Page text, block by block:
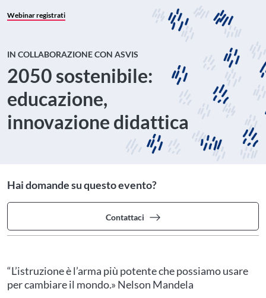
Webinar registrati
IN COLLABORAZIONE CON ASVIS
2050 sostenibile:
educazione,
innovazione didattica
Hai domande su questo evento?
Contattaci
“L’istruzione è l’arma più potente che possiamo usare
per cambiare il mondo.» Nelson Mandela